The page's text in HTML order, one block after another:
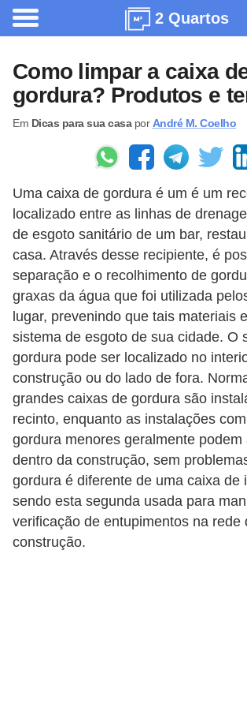
2 Quartos
Como limpar a caixa
gordura? Produtos e
Em Dicas para sua casapor André M. Coelho
Uma caixa de gordura é um é um
localizado entre as linhas de
de esgoto sanitário de um bar,
casa. Através desse recipiente, é
separação e o recolhimento de
graxas da água que foi utilizada
lugar, prevenindo que tais materiais
sistema de esgoto de sua cidade. O
gordura pode ser localizado no
construção ou do lado de fora.
grandes caixas de gordura são
recinto, enquanto as instalações
gordura menores geralmente podem
dentro da construção, sem
gordura é diferente de uma caixa de
sendo esta segunda usada para
verificação de entupimentos na rede
construção.
A
q
u
i
t
u
a
C
o
m
p
r
a
r
o
u
a
l